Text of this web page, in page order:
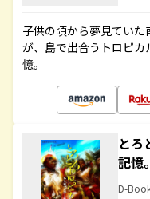
子供の頃から夢見てい
が、島で出合うトロピ
憶。
とろ
記
D-